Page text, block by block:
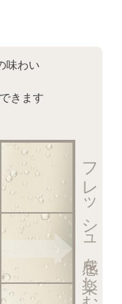
味わい
きます
フレッシュ感を楽しむ泡